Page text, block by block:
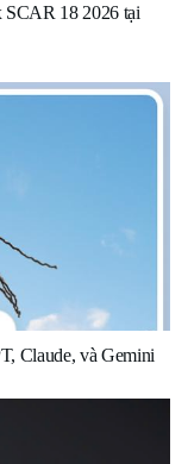
SCAR 18 2026 tại
Claude, và Gemini